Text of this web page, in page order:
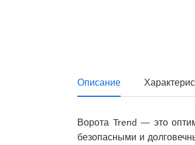
Описание
Ворота Trend — это
безопасными и